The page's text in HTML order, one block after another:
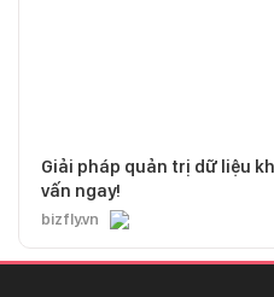
Giải pháp quản trị dữ liệu
vấn ngay!
bizfly.vn